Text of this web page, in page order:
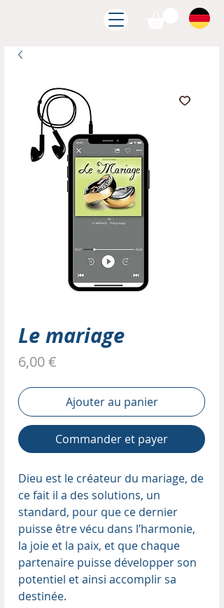
Le mariage
6,00 €
Ajouter au panier
Commander et payer
Dieu est le créateur du mariage, de
ce fait il a des solutions, un
standard, pour que ce dernier
puisse être vécu dans l’harmonie,
la joie et la paix, et que chaque
partenaire puisse développer son
potentiel et ainsi accomplir sa
destinée.